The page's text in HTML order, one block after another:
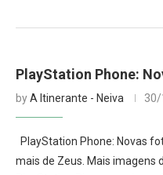
PlayStation Phone:
byA Itinerante - Neiva
PlayStation Phone: Novas
mais de Zeus. Mais imagens